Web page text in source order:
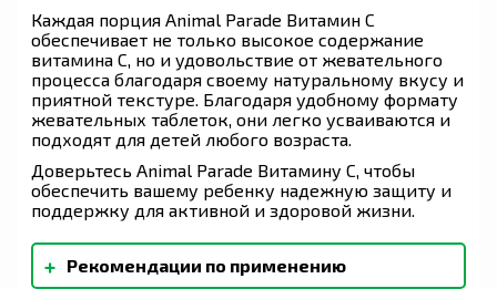
Каждая порция Animal Parade Витамин С
обеспечивает не только высокое содержание
витамина C, но и удовольствие от жевательного
процесса благодаря своему натуральному вкусу и
приятной текстуре. Благодаря удобному формату
жевательных таблеток, они легко усваиваются и
подходят для детей любого возраста.
Доверьтесь Animal Parade Витамину С, чтобы
обеспечить вашему ребенку надежную защиту и
поддержку для активной и здоровой жизни.
+ Рекомендации по применению